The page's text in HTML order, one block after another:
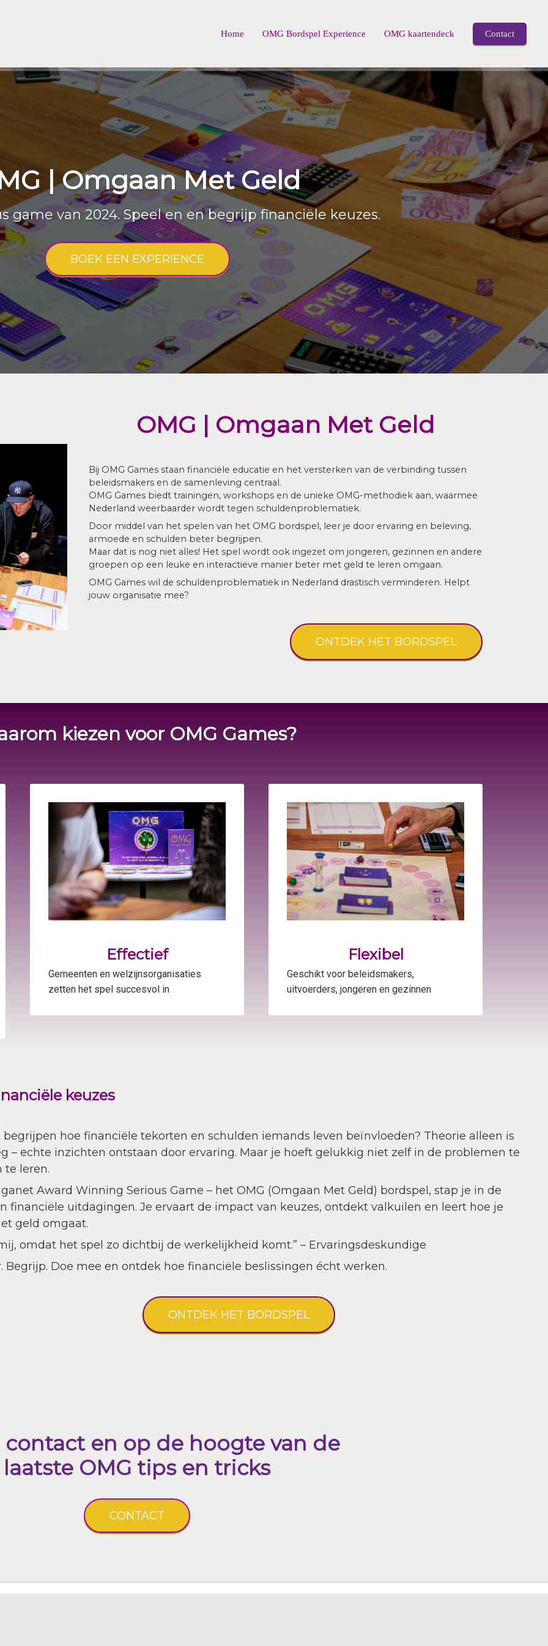
Home OMG Bordspel Experience OMG kaartendeck Contact
| Omgaan Met Geld
game van 2024. Speel en en begrijp financiële keuzes.
BOEK EEN EXPERIENCE
OMG | Omgaan Met Geld
Bij OMG Games staan financiële educatie en het versterken van de verbinding tussen
beleidsmakers en de samenleving centraal.
OMG Games biedt trainingen, workshops en de unieke OMG-methodiek aan, waarmee
Nederland weerbaarder wordt tegen schuldenproblematiek.
Door middel van het spelen van het OMG bordspel, leer je door ervaring en beleving,
armoede en schulden beter begrijpen.
Maar dat is nog niet alles! Het spel wordt ook ingezet om jongeren, gezinnen en andere
groepen op een leuke en interactieve manier beter met geld te leren omgaan.
OMG Games wil de schuldenproblematiek in Nederland drastisch verminderen. Helpt
jouw organisatie mee?
ONTDEK HET BORDSPEL
kiezen voor OMG Games?
Effectief
Gemeenten en welzijnsorganisaties
zetten het spel succesvol in
Flexibel
Geschikt voor beleidsmakers,
uitvoerders, jongeren en gezinnen
keuzes
hoe financiële tekorten en schulden iemands leven beïnvloeden? Theorie alleen is
– echte inzichten ontstaan door ervaring. Maar je hoeft gelukkig niet zelf in de problemen te
te leren.
Award Winning Serious Game – het OMG (Omgaan Met Geld) bordspel, stap je in de
financiële uitdagingen. Je ervaart de impact van keuzes, ontdekt valkuilen en leert hoe je
geld omgaat.
omdat het spel zo dichtbij de werkelijkheid komt.” – Ervaringsdeskundige
Begrijp. Doe mee en ontdek hoe financiële beslissingen écht werken.
ONTDEK HET BORDSPEL
en op de hoogte van de
laatste OMG tips en tricks
CONTACT